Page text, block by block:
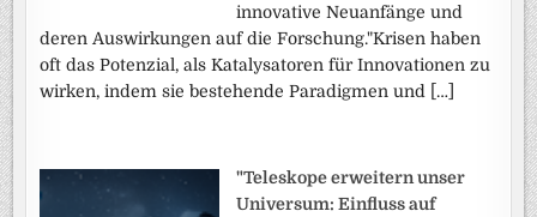
innovative Neuanfänge und
deren Auswirkungen auf die Forschung."Krisen haben
oft das Potenzial, als Katalysatoren für Innovationen zu
wirken, indem sie bestehende Paradigmen und […]
"Teleskope erweitern unser
Universum: Einfluss auf